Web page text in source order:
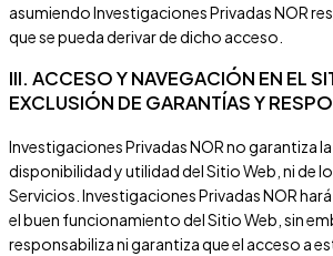
asumiendoInvestigaciones Privadas NOR
que se pueda derivar de dicho acceso.
III. ACCESO Y NAVEGACIÓN EN EL
EXCLUSIÓN DE GARANTÍAS Y
Investigaciones Privadas NORno garantiza
disponibilidad y utilidad del Sitio Web, ni de
Servicios. Investigaciones Privadas NOR
el buen funcionamiento del Sitio Web, sin
responsabiliza ni garantiza que el acceso a